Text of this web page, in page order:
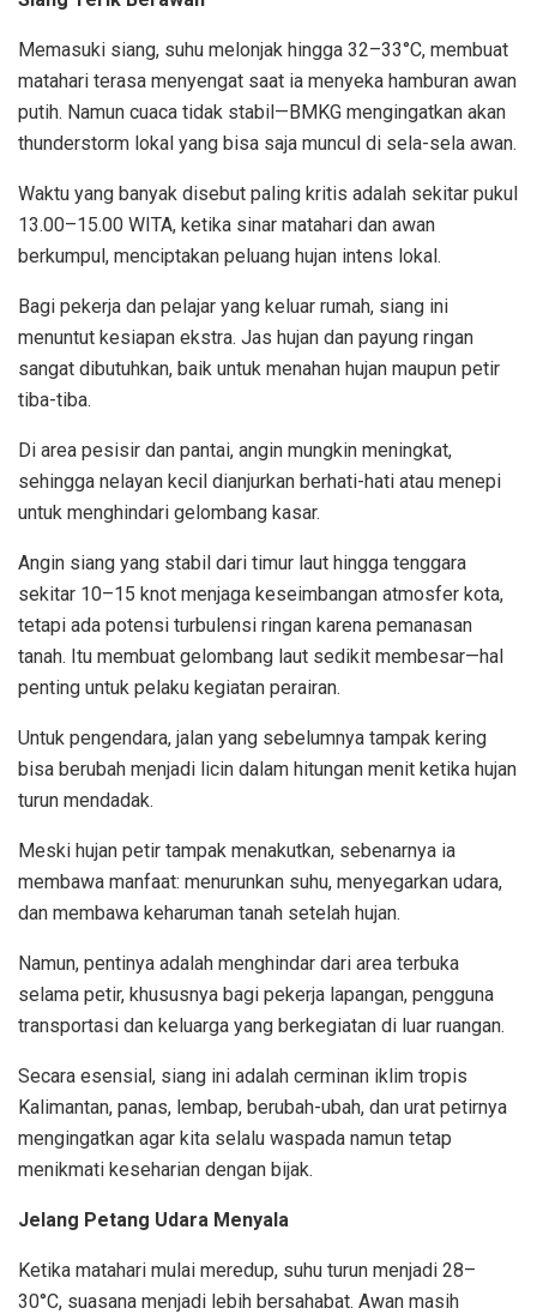
Memasuki siang, suhu melonjak hingga 32–33°C, membuat
matahari terasa menyengat saat ia menyeka hamburan awan
putih. Namun cuaca tidak stabil—BMKG mengingatkan akan
thunderstorm lokal yang bisa saja muncul di sela-sela awan.
Waktu yang banyak disebut paling kritis adalah sekitar pukul
13.00–15.00 WITA, ketika sinar matahari dan awan
berkumpul, menciptakan peluang hujan intens lokal.
Bagi pekerja dan pelajar yang keluar rumah, siang ini
menuntut kesiapan ekstra. Jas hujan dan payung ringan
sangat dibutuhkan, baik untuk menahan hujan maupun petir
tiba-tiba.
Di area pesisir dan pantai, angin mungkin meningkat,
sehingga nelayan kecil dianjurkan berhati-hati atau menepi
untuk menghindari gelombang kasar.
Angin siang yang stabil dari timur laut hingga tenggara
sekitar 10–15 knot menjaga keseimbangan atmosfer kota,
tetapi ada potensi turbulensi ringan karena pemanasan
tanah. Itu membuat gelombang laut sedikit membesar—hal
penting untuk pelaku kegiatan perairan.
Untuk pengendara, jalan yang sebelumnya tampak kering
bisa berubah menjadi licin dalam hitungan menit ketika hujan
turun mendadak.
Meski hujan petir tampak menakutkan, sebenarnya ia
membawa manfaat: menurunkan suhu, menyegarkan udara,
dan membawa keharuman tanah setelah hujan.
Namun, pentinya adalah menghindar dari area terbuka
selama petir, khususnya bagi pekerja lapangan, pengguna
transportasi dan keluarga yang berkegiatan di luar ruangan.
Secara esensial, siang ini adalah cerminan iklim tropis
Kalimantan, panas, lembap, berubah-ubah, dan urat petirnya
mengingatkan agar kita selalu waspada namun tetap
menikmati keseharian dengan bijak.
Jelang Petang Udara Menyala
Ketika matahari mulai meredup, suhu turun menjadi 28–
30°C, suasana menjadi lebih bersahabat. Awan masih